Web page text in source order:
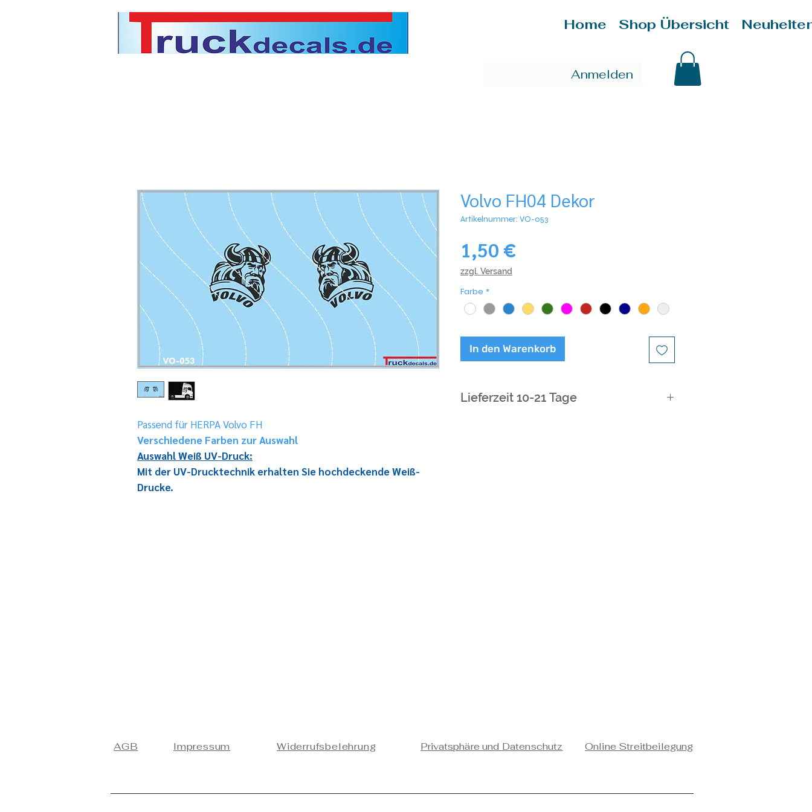
Home Shop Übersicht
Anmelden
Passend für HERPA Volvo FH
Verschiedene Farben zur Auswahl
Auswahl Weiß UV-Druck:
Mit der UV-Drucktechnik erhalten Sie hochdeckende Weiß-
Drucke.
Volvo FH04 Dekor
Artikelnummer: VO-053
1,50 €Preis
zzgl. Versand
Farbe *
In den Warenkorb
Lieferzeit 10-21 Tage
AGB Impressum Widerrufsbelehrung Privatsphäre und Datenschutz Online Streitbeilegung